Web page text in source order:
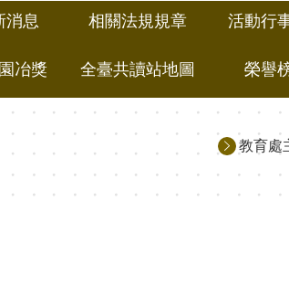
消息 相關法規規章 活動行
冶獎 全臺共讀站地圖 榮譽
教育處